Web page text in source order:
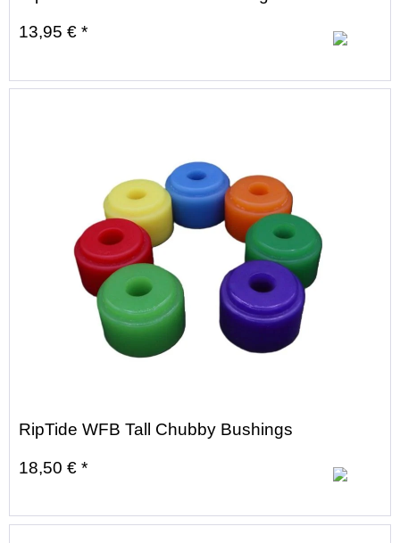
13,95 € *
RipTide WFB Tall Chubby Bushings
18,50 € *